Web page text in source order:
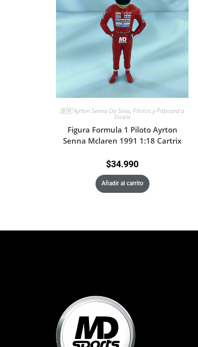
🇧🇷 Ayrton Senna Da Silva, Pilotos y Pitboard a
Escala
Figura Formula 1 Piloto Ayrton
Senna Mclaren 1991 1:18 Cartrix
$34.990
Añadir al carrito